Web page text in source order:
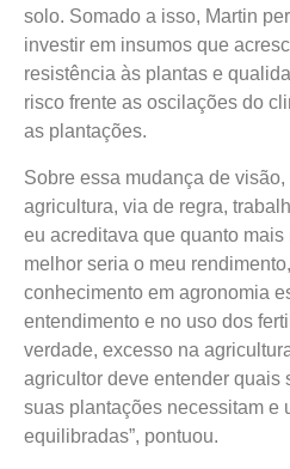
solo. Somado a isso, Martin
investir em insumos que
resistência às plantas e
risco frente as oscilações do
as plantações.
Sobre essa mudança de visão,
agricultura, via de regra,
eu acreditava que quanto
melhor seria o meu
conhecimento em agronomia
entendimento e no uso dos
verdade, excesso na
agricultor deve entender quais
suas plantações necessitam e
equilibradas”, pontuou.